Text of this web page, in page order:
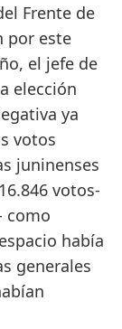
Frente de
por este
el jefe de
elección
ya
votos
juninenses
votos-
como
había
generales